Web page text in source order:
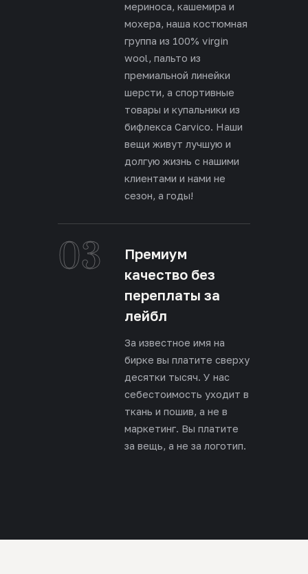
мериноса, кашемира и
мохера, наша костюмная
группа из 100% virgin
wool, пальто из
премиальной линейки
шерсти, а спортивные
товары и купальники из
бифлекса Carvico. Наши
вещи живут лучшую и
долгую жизнь с нашими
клиентами и нами не
сезон, а годы!
03
Премиум
качество без
переплаты за
лейбл
За известное имя на
бирке вы платите сверху
десятки тысяч. У нас
себестоимость уходит в
ткань и пошив, а не в
маркетинг. Вы платите
за вещь, а не за логотип.